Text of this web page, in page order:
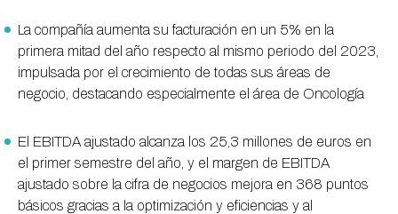
La compañía aumenta su facturación en un 5% en la
primera mitad del año respecto al mismo periodo del 2023,
impulsada por el crecimiento de todas sus áreas de
negocio, destacando especialmente el área de Oncología
El EBITDA ajustado alcanza los 25,3 millones de euros en
el primer semestre del año, y el margen de EBITDA
ajustado sobre la cifra de negocios mejora en 368 puntos
básicos gracias a la optimización y eficiencias y al